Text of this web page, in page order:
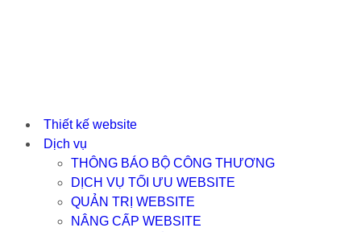
Thiết kế website
Dịch vụ
THÔNG BÁO BỘ CÔNG THƯƠNG
DỊCH VỤ TỐI ƯU WEBSITE
QUẢN TRỊ WEBSITE
NÂNG CẤP WEBSITE